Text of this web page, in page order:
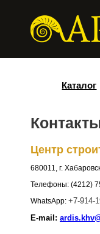
Каталог
Центр
680011, г.
Телефоны: (4212)
WhatsApp: +7-914-
E-mail: